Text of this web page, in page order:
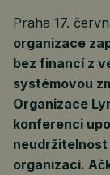
Praha 17.
organizace
bez financí z
systémovou
Organizace
konferenci
organizací.